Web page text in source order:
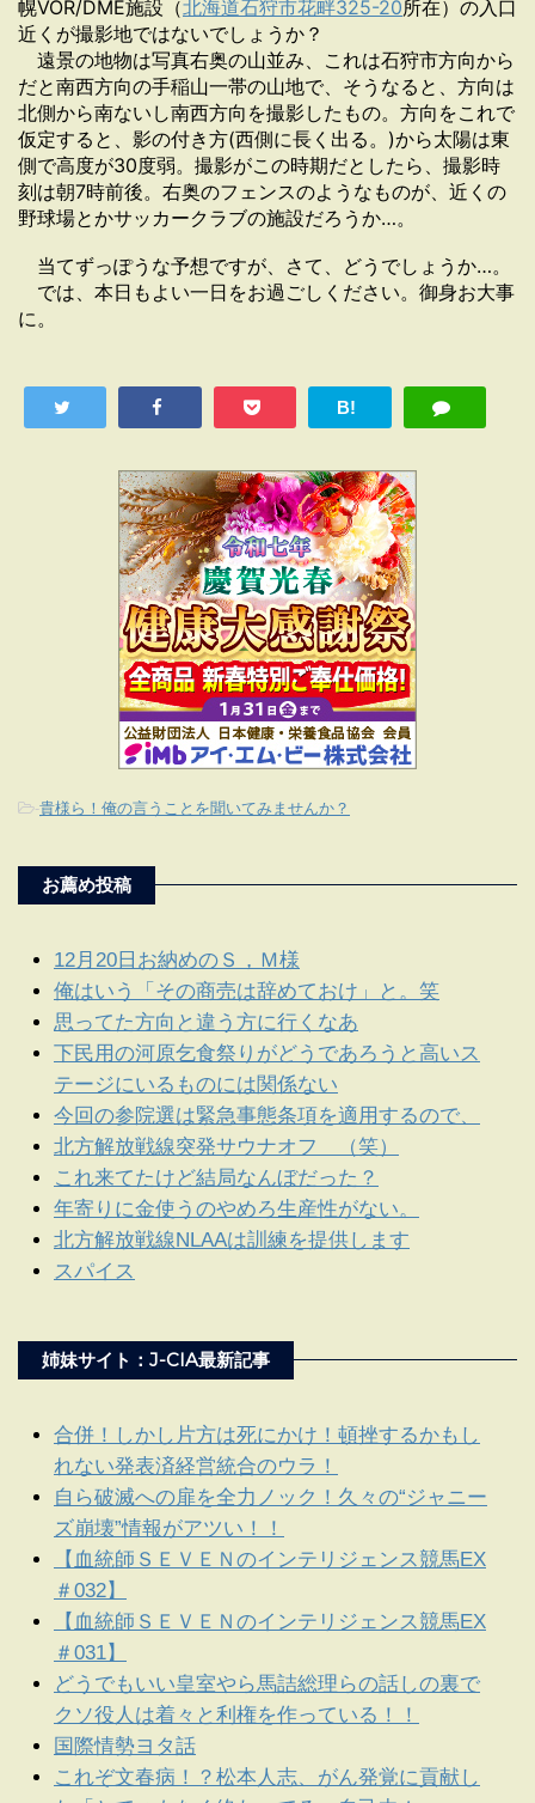
幌VOR/DME施設（北海道石狩市花畔325-20所在）の入口
近くが撮影地ではないでしょうか？
遠景の地物は写真右奥の山並み、これは石狩市方向から
だと南西方向の手稲山一帯の山地で、そうなると、 方向は
北側から南ないし南西方向を撮影したもの。方向をこれで
仮定すると、影の付き方(西側に長く出る。)から太陽は東
側で高度が30度弱。撮影がこの時期だとしたら、撮影時
刻は朝7時前後。 右奥のフェンスのようなものが、近くの
野球場とかサッカークラブの施設だろうか…。
当てずっぽうな予想ですが、さて、どうでしょうか…。
では、本日もよい一日をお過ごしください。御身お大事
に。
B!
-貴様ら！俺の言うことを聞いてみませんか？
お薦め投稿
12月20日お納めのＳ，Ｍ様
俺はいう「その商売は辞めておけ」と。笑
思ってた方向と違う方に行くなあ
下民用の河原乞食祭りがどうであろうと高いス
テージにいるものには関係ない
今回の参院選は緊急事態条項を適用するので、
北方解放戦線突発サウナオフ （笑）
これ来てたけど結局なんぼだった？
年寄りに金使うのやめろ生産性がない。
北方解放戦線NLAAは訓練を提供します
スパイス
姉妹サイト：J-CIA最新記事
合併！しかし片方は死にかけ！頓挫するかもし
れない発表済経営統合のウラ！
自ら破滅への扉を全力ノック！久々の“ジャニー
ズ崩壊”情報がアツい！！
【血統師ＳＥＶＥＮのインテリジェンス競馬EX
＃032】
【血統師ＳＥＶＥＮのインテリジェンス競馬EX
＃031】
どうでもいい皇室やら馬詰総理らの話しの裏で
クソ役人は着々と利権を作っている！！
国際情勢ヨタ話
これぞ文春病！？松本人志、がん発覚に貢献し